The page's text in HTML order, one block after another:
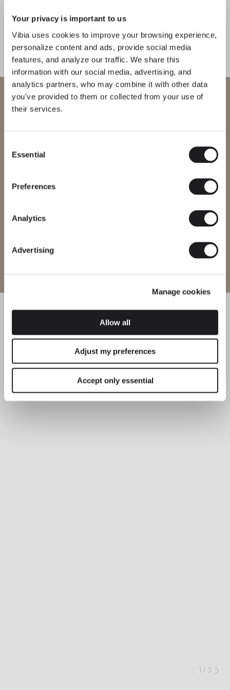
Your privacy is important to us
Vibia uses cookies to improve your browsing experience,
personalize content and ads, provide social media
features, and analyze our traffic. We share this
information with our social media, advertising, and
analytics partners, who may combine it with other data
you've provided to them or collected from your use of
their services.
Selection
Essential
Preferences
Analytics
Advertising
Manage cookies
Allow all
Adjust my preferences
Accept only essential
PARED PIE Y SOBREMESA
CONOCE AL DISEÑADOR
Martín Azúa
“Esta luminaria se define por
su rigor: no es más que una línea, un
partes externas; es limpia.” – Martín
DESCUBRE THE EDIT Leer todo
1 / 3
Bienvenido a Vibia
Selecciona el sitio web correcto para tu región para asegurarte de
certificaciones de seguridad locales. Ten en cuenta que algunos
productos pueden no estar disponibles en todas las regiones.